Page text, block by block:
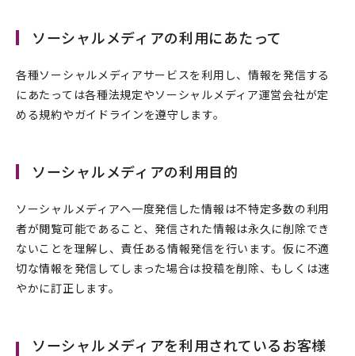
ソーシャルメディアの利用にあたって
各種ソーシャルメディアサービスを利用し、情報を発信する
にあたっては各種法規定やソーシャルメディア運営会社が定
める規約やガイドラインを遵守します。
ソーシャルメディアの利用目的
ソーシャルメディアへ一度発信した情報は不特定多数の利用
者が閲覧可能であること、発信された情報は永久に削除でき
ないことを理解し、責任ある情報発信を行います。仮に不適
切な情報を発信してしまった場合は投稿を削除、もしくは速
やかに訂正します。
ソーシャルメディアを利用されているお客様